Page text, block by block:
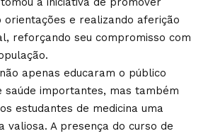
orientações e realizando aferição
reforçando seu compromisso com
apenas educaram o público
saúde importantes, mas também
estudantes de medicina uma
valiosa. A presença do curso de